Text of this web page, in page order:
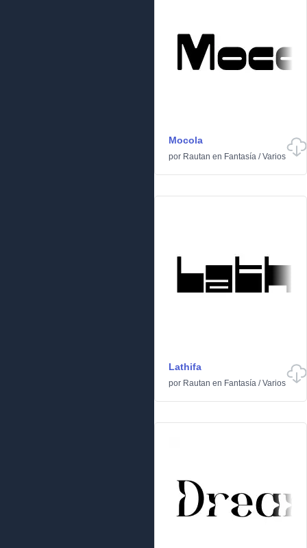
Mocola
por Rautan en Fantasía /Varios
Lathifa
por Rautan en Fantasía /Varios